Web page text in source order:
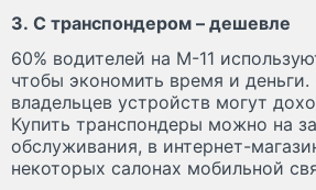
3. С транспондером – дешевле
60% водителей на М-11
чтобы экономить время и
владельцев устройств могут
Купить транспондеры можно на
обслуживания, в интернет-
некоторых салонах мобильной